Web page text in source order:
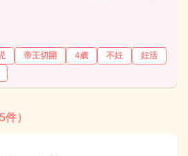
帝王切開 4歳 不妊
妊活
件）